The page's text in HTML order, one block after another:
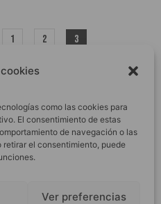
como las cookies para
El consentimiento de estas
de navegación o las
el consentimiento, puede
Ver preferencias
1 2 3